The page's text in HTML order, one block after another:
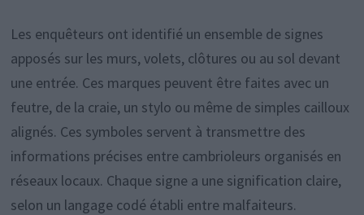
Les enquêteurs ont identifié un ensemble de signes
apposés sur les murs, volets, clôtures ou au sol devant
une entrée. Ces marques peuvent être faites avec un
feutre, de la craie, un stylo ou même de simples cailloux
alignés. Ces symboles servent à transmettre des
informations précises entre cambrioleurs organisés en
réseaux locaux. Chaque signe a une signification claire,
selon un langage codé établi entre malfaiteurs.